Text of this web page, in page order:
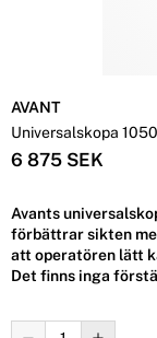
AVANT
Universalskopa
6 875 SEK
Avants
förbättrar sikten
att operatören lätt
Det finns inga